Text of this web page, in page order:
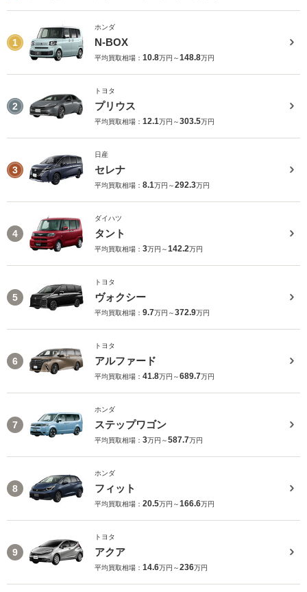
1
ホンダ
N-BOX
平均買取相場： 10.8万円～148.8万円
2
トヨタ
プリウス
平均買取相場： 12.1万円～303.5万円
3
日産
セレナ
平均買取相場： 8.1万円～292.3万円
4
ダイハツ
タント
平均買取相場： 3万円～142.2万円
5
トヨタ
ヴォクシー
平均買取相場： 9.7万円～372.9万円
6
トヨタ
アルファード
平均買取相場： 41.8万円～689.7万円
7
ホンダ
ステップワゴン
平均買取相場： 3万円～587.7万円
8
ホンダ
フィット
平均買取相場： 20.5万円～166.6万円
9
トヨタ
アクア
平均買取相場： 14.6万円～236万円